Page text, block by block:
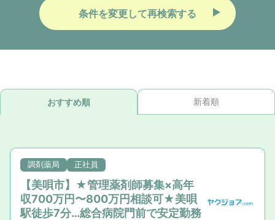
条件を変更して再検索する
おすすめ順 新着順
調剤薬局 正社員
【美唄市】★管理薬剤師募集×高年
収700万円〜800万円相談可★美唄
駅徒歩7分…総合病院門前で安定勤務